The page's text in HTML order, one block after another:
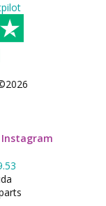
Instagram